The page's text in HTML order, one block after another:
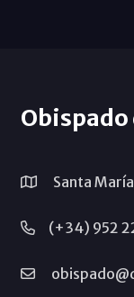
Obispado
Santa
(+34) 952